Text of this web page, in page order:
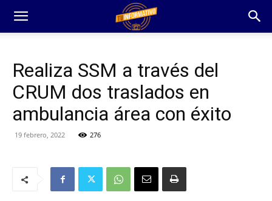
Realiza SSM a través del
CRUM dos traslados en
ambulancia área con éxito
19 febrero, 2022 276